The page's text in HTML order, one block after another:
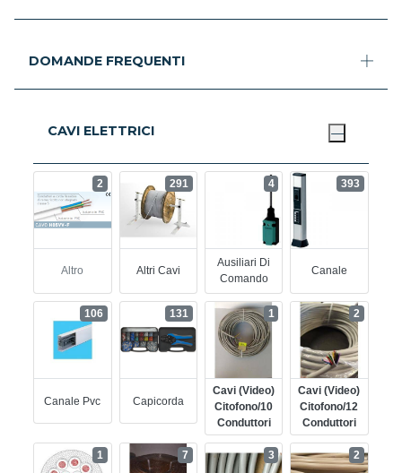
DOMANDE FREQUENTI
CAVI ELETTRICI
Altro
2
Altri Cavi
291
Ausiliari Di
Comando
4
Canale
393
Canale Pvc
106
Capicorda
131
Cavi (video)
Citofono/10
Conduttori
1
Cavi (video)
Citofono/12
Conduttori
2
1 7 3 2